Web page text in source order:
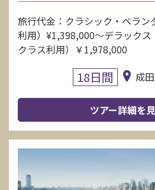
旅行代金：クラシック・ベラン
利用）¥1,398,000〜デラック
クラス利用）￥1,978,000
18日間 成
ツアー詳細を